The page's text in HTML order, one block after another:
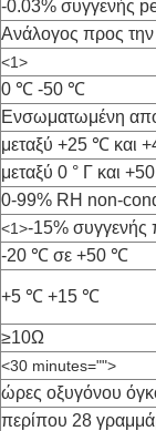
-0.03% συγγενής
Ανάλογος προς την
<1>
0 ℃ -50 ℃
Ενσωματωμένη
μεταξύ +25 ℃ και
μεταξύ 0 ° Γ και +50
0-99% RH non-
<1>-15% συγγενής
-20 ℃ σε +50 ℃
+5 ℃ +15 ℃
≥10Ω
<30 minutes="">
ώρες οξυγόνου
περίπου 28